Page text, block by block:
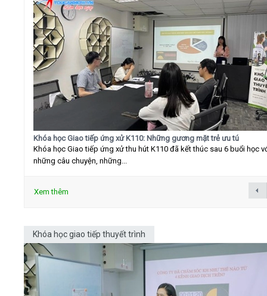
Khóa học Giao tiếp ứng xử K110: Những gương mặt trẻ ưu tú
Khóa học Giao tiếp ứng xử thu hút K110 đã kết thúc sau 6 buổi học
những câu chuyện, những...
Xem thêm
Khóa học giao tiếp thuyết trình